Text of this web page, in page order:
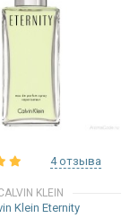
4 отзыва
KLEIN
Klein Eternity